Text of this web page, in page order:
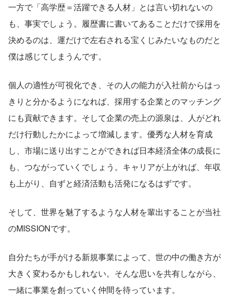
一方で「高学歴＝活躍できる人材」とは言い切れないの
も、事実でしょう。履歴書に書いてあることだけで採用を
決めるのは、運だけで左右される宝くじみたいなものだと
僕は感じてしまうんです。
個人の適性が可視化でき、その人の能力が入社前からはっ
きりと分かるようになれば、採用する企業とのマッチング
にも貢献できます。そして企業の売上の源泉は、人がどれ
だけ行動したかによって増減します。優秀な人材を育成
し、市場に送り出すことができれば日本経済全体の成長に
も、つながっていくでしょう。キャリアが上がれば、年収
も上がり、自ずと経済活動も活発になるはずです。
そして、世界を魅了するような人材を輩出することが当社
のMISSIONです。
自分たちが手がける新規事業によって、世の中の働き方が
大きく変わるかもしれない。そんな思いを共有しながら、
一緒に事業を創っていく仲間を待っています。